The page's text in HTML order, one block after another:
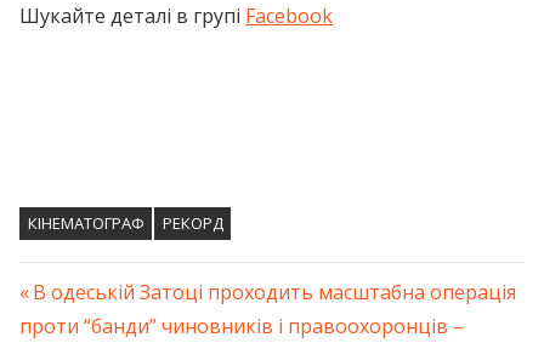
Шукайте деталі в групі Facebook
КІНЕМАТОГРАФ РЕКОРД
Навігація
Previous
Post:
В одеській Затоці проходить масштабна операція
проти “банди” чиновників і правоохоронців –